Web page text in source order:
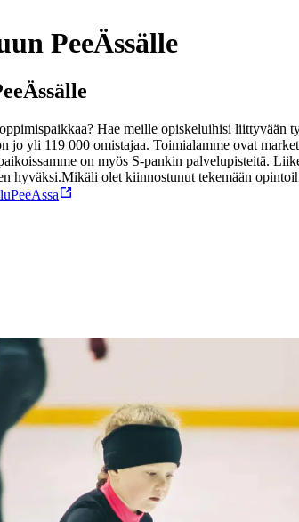
PeeÄssälle
Hae meille opiskeluihisi liittyvään
jo yli 119 000 omistajaa. Toimialamme ovat
on myös S-pankin palvelupisteitä.
hyväksi.Mikäli olet kiinnostunut tekemään